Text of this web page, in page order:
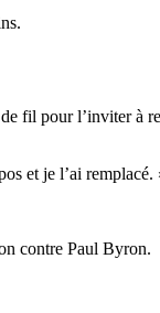
fil pour l’inviter à
et je l’ai remplacé.
contre Paul Byron.